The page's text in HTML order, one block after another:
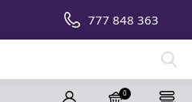
777 848 363
0